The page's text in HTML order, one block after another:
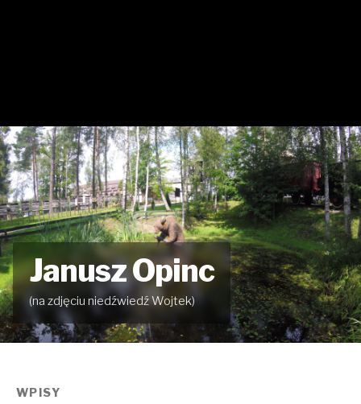
Janusz Opinc
(na zdjęciu niedźwiedź Wojtek)
WPISY